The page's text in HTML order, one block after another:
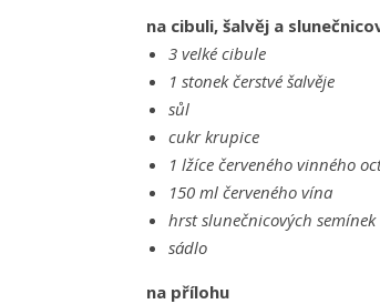
na cibuli, šalvěj a
3 velké cibule
1 stonek čerstvé šalvěje
sůl
cukr krupice
1 lžíce červeného vinného
150 ml červeného vína
hrst slunečnicových semínek
sádlo
na přílohu